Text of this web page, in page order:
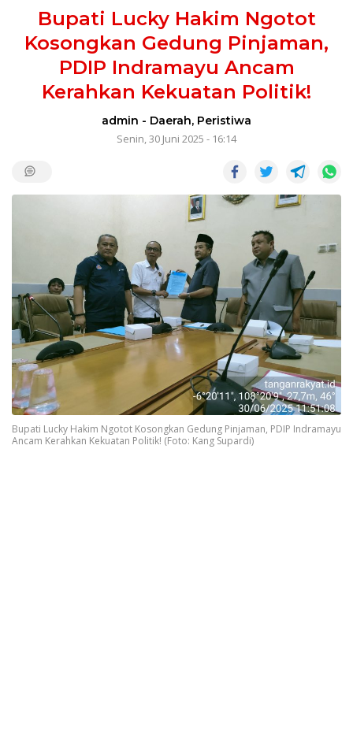
Bupati Lucky Hakim Ngotot
Kosongkan Gedung Pinjaman,
PDIP Indramayu Ancam
Kerahkan Kekuatan Politik!
admin - Daerah, Peristiwa
Senin, 30 Juni 2025 - 16:14
Bupati Lucky Hakim Ngotot Kosongkan Gedung Pinjaman, PDIP Indramayu
Ancam Kerahkan Kekuatan Politik! (Foto: Kang Supardi)